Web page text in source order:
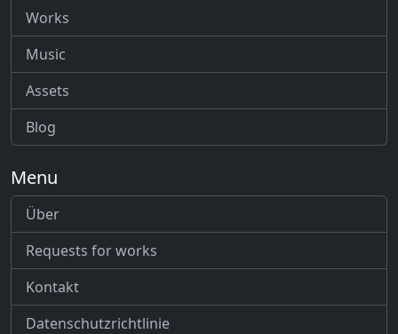
Works
Music
Assets
Blog
Menu
Über
Requests for works
Kontakt
Datenschutzrichtlinie